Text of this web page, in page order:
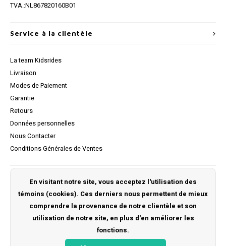
TVA.:NL867820160B01
Service à la clientèle
La team Kidsrides
Livraison
Modes de Paiement
Garantie
Retours
Données personnelles
Nous Contacter
Conditions Générales de Ventes
S'inscrire
Mes commandes
En visitant notre site, vous acceptez l'utilisation des
témoins (cookies). Ces derniers nous permettent de mieux
comprendre la provenance de notre clientèle et son
utilisation de notre site, en plus d'en améliorer les
fonctions.